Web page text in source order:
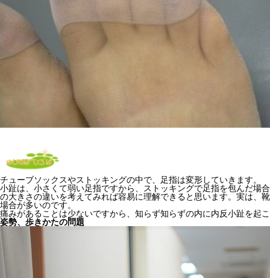
チューブソックスやストッキングの中で、足指は変形していきます。
小趾は、小さくて弱い足指ですから、ストッキングで足指を包んだ場
の大きさの違いを考えてみれば容易に理解できると思います。実は、
場合が多いのです。
痛みがあることは少ないですから、知らず知らずの内に内反小趾を起
姿勢、歩きかたの問題